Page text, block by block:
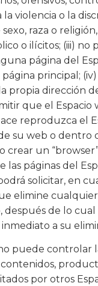
violencia o la
raza o
o ilícitos; (iii) no
página del
principal;
propia dirección
que el Espacio
reproduzca el
su web o dentro
o crear un
las páginas del
solicitar, en
elimine cualquier
después de lo
a su
puede controlar
por otros